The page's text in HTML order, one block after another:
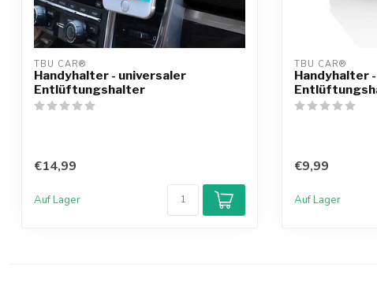
TBU CAR®
Handyhalter - universaler
Entlüftungshalter
€14,99
Auf Lager
TBU CAR®
Handyhalter
€9,99
Auf Lager